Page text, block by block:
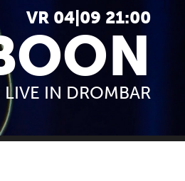
VR 04|09 21:00
IN DROMBAR